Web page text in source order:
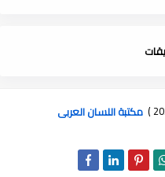
مكتبة اللسان العربى